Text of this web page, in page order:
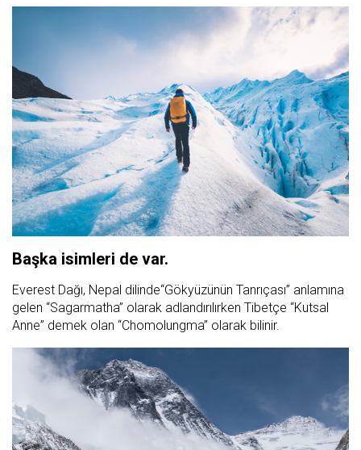
Başka isimleri de var.
Everest Dağı, Nepal dilinde“Gökyüzünün Tanrıçası” anlamına
gelen “Sagarmatha” olarak adlandırılırken Tibetçe “Kutsal
Anne” demek olan “Chomolungma” olarak bilinir.